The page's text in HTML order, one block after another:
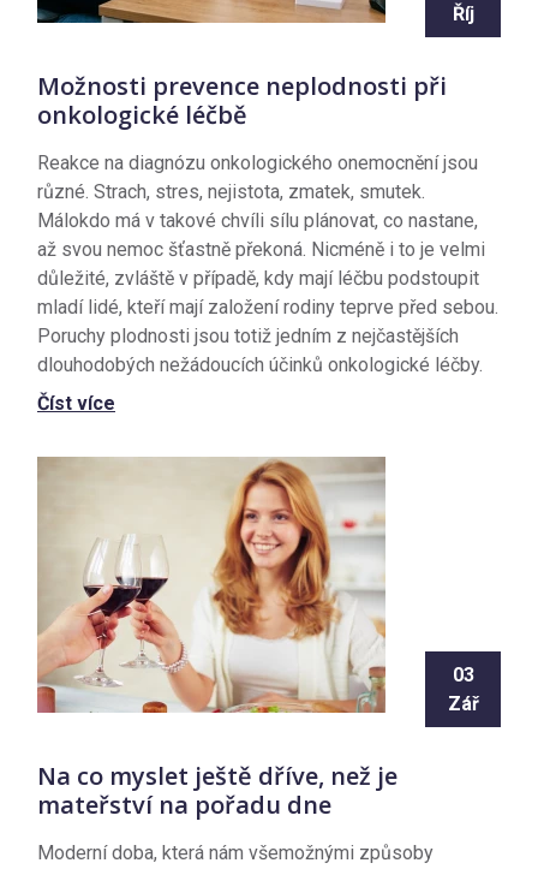
Říj
Možnosti prevence neplodnosti při
onkologické léčbě
Reakce na diagnózu onkologického onemocnění jsou
různé. Strach, stres, nejistota, zmatek, smutek.
Málokdo má v takové chvíli sílu plánovat, co nastane,
až svou nemoc šťastně překoná. Nicméně i to je velmi
důležité, zvláště v případě, kdy mají léčbu podstoupit
mladí lidé, kteří mají založení rodiny teprve před sebou.
Poruchy plodnosti jsou totiž jedním z nejčastějších
dlouhodobých nežádoucích účinků onkologické léčby.
Číst více
03
Zář
Na co myslet ještě dříve, než je
mateřství na pořadu dne
Moderní doba, která nám všemožnými způsoby